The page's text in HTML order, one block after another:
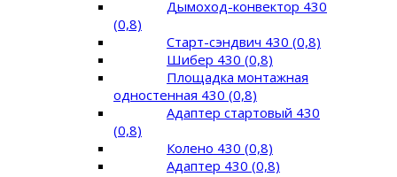
Дымоход-конвектор 430
(0,8)
Старт-сэндвич 430 (0,8)
Шибер 430 (0,8)
Площадка монтажная
одностенная 430 (0,8)
Адаптер стартовый 430
(0,8)
Колено 430 (0,8)
Адаптер 430 (0,8)